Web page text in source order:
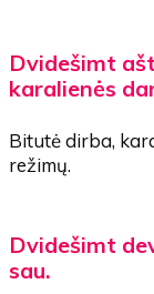
Dvidešimt
karalienės
Bitutė dirba,
režimų.
Dvidešimt
sau.